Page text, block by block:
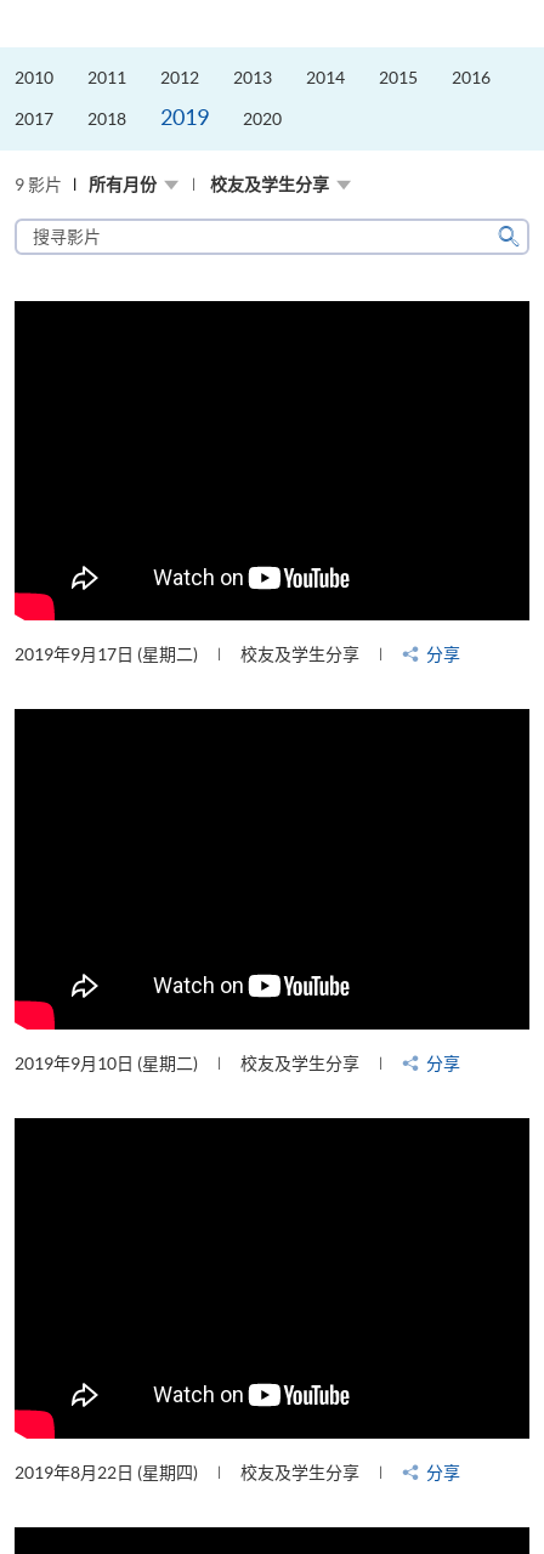
2010 2011 2012 2013 2014 2015 2016
2017 2018 2019 2020
9 影片 所有月份 校友及学生分享
搜
寻
片
搜
2019年9月17日 (星期二) 校友及学生分享 分享
2019年9月10日 (星期二) 校友及学生分享 分享
2019年8月22日 (星期四) 校友及学生分享 分享